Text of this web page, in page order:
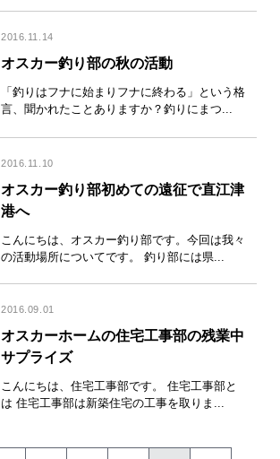
2016.11.14
オスカー釣り部の秋の活動
「釣りはフナに始まりフナに終わる」という格
言、聞かれたことありますか？釣りにまつ...
2016.11.10
オスカー釣り部初めての遠征で直江津
港へ
こんにちは、オスカー釣り部です。今回は我々
の活動場所についてです。 釣り部には県...
2016.09.01
オスカーホームの住宅工事部の残業中
サプライズ
こんにちは、住宅工事部です。 住宅工事部と
は 住宅工事部は新築住宅の工事を取りま...